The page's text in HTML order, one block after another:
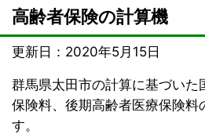
高齢者保険の計算機
更新日： 2020年5月15日
群馬県太田市の計算に基づいた
保険料、後期高齢者医療保険料
す。